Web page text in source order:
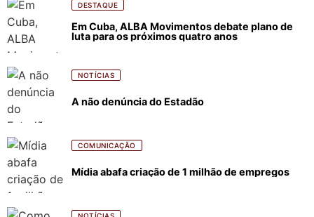
DESTAQUE
Em Cuba, ALBA Movimentos debate plano de
luta para os próximos quatro anos
NOTÍCIAS
A não denúncia do Estadão
COMUNICAÇÃO
Mídia abafa criação de 1 milhão de empregos